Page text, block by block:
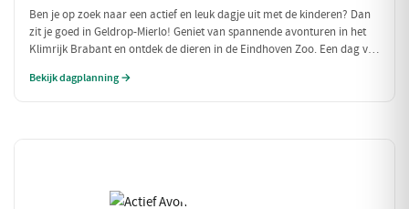
Ben je op zoek naar een actief en leuk dagje uit met de kinderen? Dan
zit je goed in Geldrop-Mierlo! Geniet van spannende avonturen in het
Klimrijk Brabant en ontdek de dieren in de Eindhoven Zoo. Een dag vol
Bekijk dagplanning →